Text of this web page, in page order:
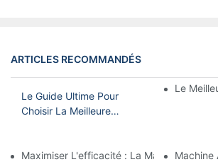
ARTICLES RECOMMANDÉS
Le Guide Ultime Pour
Choisir La Meilleure
Le
Maximiser L'efficacité : La Machine ÀMachine